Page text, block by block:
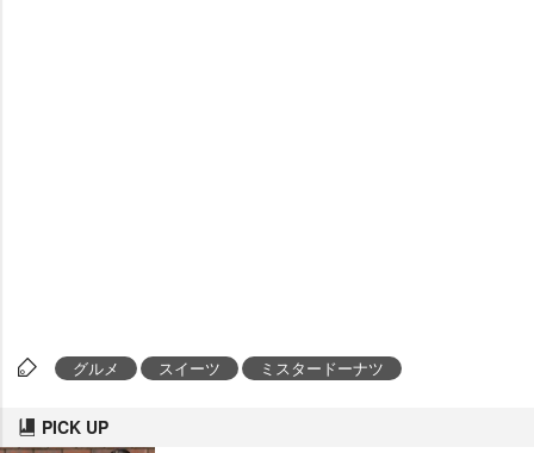
グルメ スイーツ ミスタードーナツ
PICK UP